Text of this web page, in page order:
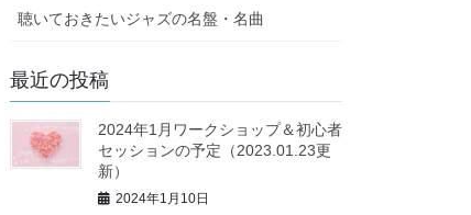
聴いておきたいジャズの名盤・名曲
最近の投稿
2024年1月ワークショップ＆初心者
セッションの予定（2023.01.23更
新）
2024年1月10日